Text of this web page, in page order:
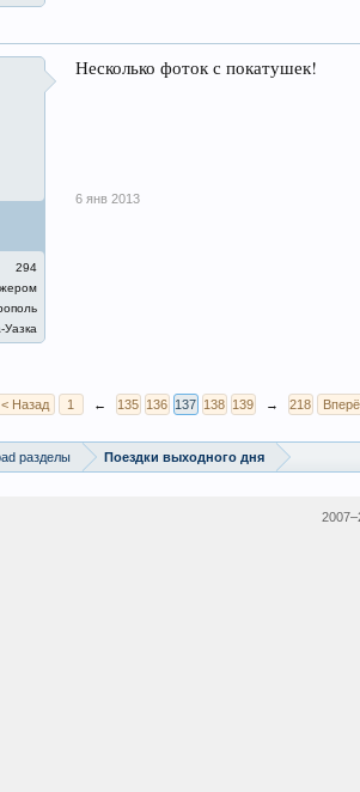
294
Уазка
Несколько фоток с покатушек!
6 янв 2013
< Назад 1 ← 135 136 137 138 139 → 218
разделы Поездки выходного дня
2007–